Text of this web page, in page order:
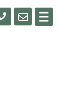
メ
ニ
0155- お